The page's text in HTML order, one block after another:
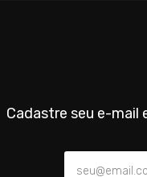
Cadastre seu e-mail